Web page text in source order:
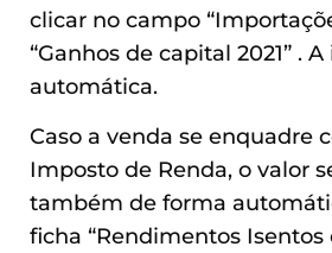
clicar no campo
“Ganhos de capital 2021” .
automática.
Caso a venda se enquadre
Imposto de Renda, o valor
também de forma
ficha “Rendimentos Isentos